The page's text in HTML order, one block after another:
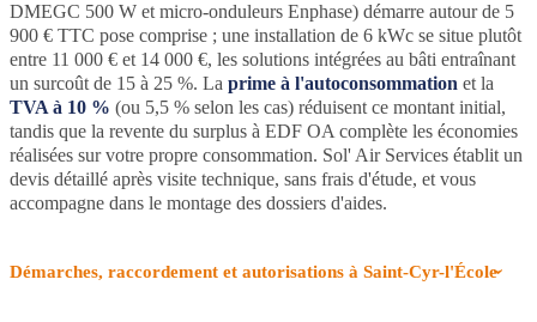
DMEGC 500 W et micro-onduleurs Enphase) démarre autour de 5
900 € TTC pose comprise ; une installation de 6 kWc se situe plutôt
entre 11 000 € et 14 000 €, les solutions intégrées au bâti entraînant
un surcoût de 15 à 25 %. La prime à l'autoconsommation et la
TVA à 10 % (ou 5,5 % selon les cas) réduisent ce montant initial,
tandis que la revente du surplus à EDF OA complète les économies
réalisées sur votre propre consommation. Sol' Air Services établit un
devis détaillé après visite technique, sans frais d'étude, et vous
accompagne dans le montage des dossiers d'aides.
Démarches, raccordement et autorisations à Saint-Cyr-l'École